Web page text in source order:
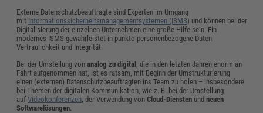
Externe Datenschutzbeauftragte sind Experten im Umgang
mit Informationssicherheitsmanagementsystemen (ISMS) und können bei der
Digitalisierung der einzelnen Unternehmen eine große Hilfe sein. Ein
modernes ISMS gewährleistet in punkto personenbezogene Daten
Vertraulichkeit und Integrität.
Bei der Umstellung vonanalog zu digital , die in den letzten Jahren enorm an
Fahrt aufgenommen hat, ist es ratsam, mit Beginn der Umstrukturierung
einen (externen) Datenschutzbeauftragten ins Team zu holen – insbesondere
bei Themen der digitalen Kommunikation, wie z. B. bei der Umstellung
aufVideokonferenzen , der Verwendung vonCloud-Diensten undneuen
Softwarelösungen